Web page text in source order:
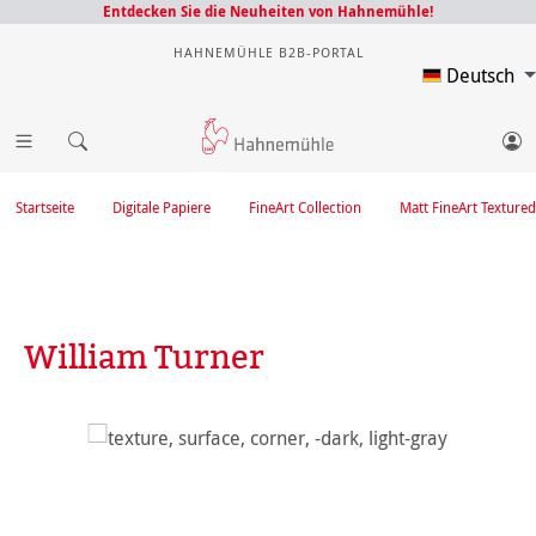
Entdecken Sie die Neuheiten von Hahnemühle!
HAHNEMÜHLE B2B-PORTAL
Deutsch
Matt FineArt Textured
FineArt Collection
Digitale Papiere
Startseite
William Turner
Bildergalerie überspringen